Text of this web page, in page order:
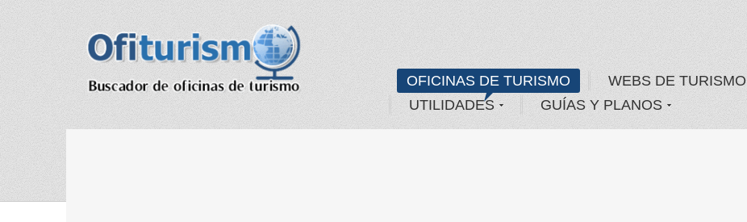
OFICINAS DE TURISMO WEBS DE TURISMO
UTILIDADES
GUÍAS Y PLANOS